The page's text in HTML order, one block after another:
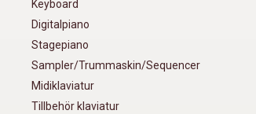
Keyboard
Digitalpiano
Stagepiano
Sampler/Trummaskin/Sequencer
Midiklaviatur
Tillbehör klaviatur